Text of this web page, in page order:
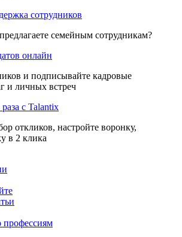
сотрудников
семейным сотрудникам?
онлайн
и подписывайте кадровые
и личных встреч
с Talantix
откликов, настройте воронку,
в 2 клика